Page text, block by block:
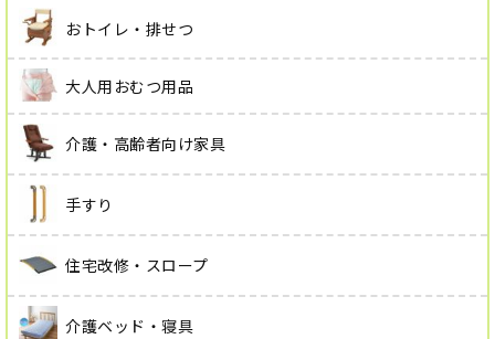
おトイレ・排せつ
大人用おむつ用品
介護・高齢者向け家具
手すり
住宅改修・スロープ
介護ベッド・寝具